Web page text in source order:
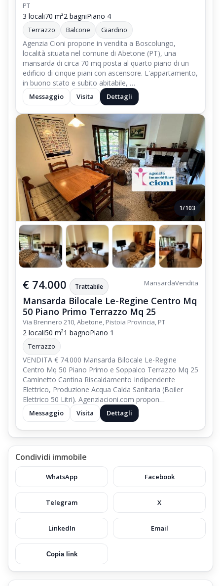
PT
3 locali70 m²2 bagniPiano 4
Terrazzo Balcone Giardino
Agenzia Cioni propone in vendita a Boscolungo,
località situata nel comune di Abetone (PT), una
mansarda di circa 70 mq posta al quarto piano di un
edificio di cinque piani con ascensore. L'appartamento,
in buono stato e subito abitabile, …
Messaggio Visita Dettagli
1/103
€ 74.000 Trattabile MansardaVendita
Mansarda Bilocale Le-Regine Centro Mq
50 Piano Primo Terrazzo Mq 25
Via Brennero 210, Abetone, Pistoia Provincia, PT
2 locali50 m²1 bagnoPiano 1
Terrazzo
VENDITA € 74.000 Mansarda Bilocale Le-Regine
Centro Mq 50 Piano Primo e Soppalco Terrazzo Mq 25
Caminetto Cantina Riscaldamento Indipendente
Elettrico, Produzione Acqua Calda Sanitaria (Boiler
Elettrico 50 Litri). Agenziacioni.com propon…
Messaggio Visita Dettagli
Condividi immobile
WhatsApp Facebook
Telegram X
LinkedIn Email
Copia link